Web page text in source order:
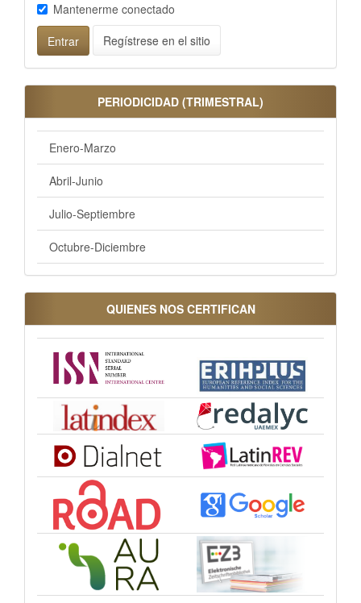
Mantenerme conectado
Entrar
Regístrese en el sitio
PERIODICIDAD (TRIMESTRAL)
Enero-Marzo
Abril-Junio
Julio-Septiembre
Octubre-Diciembre
QUIENES NOS CERTIFICAN